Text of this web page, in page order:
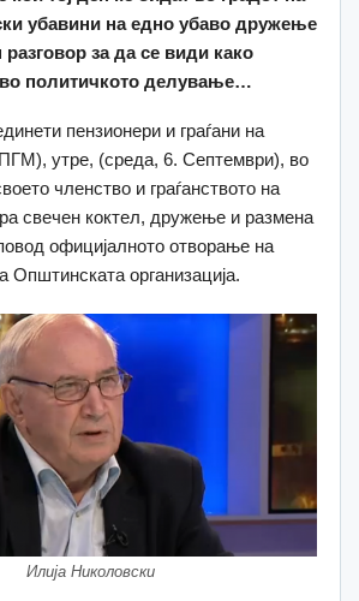
убавини на едно убаво дружење
разговор за да се види како
политичкото делување…
пензионери и граѓани на
утре, (среда, 6. Септември), во
членство и граѓанството на
свечен коктел, дружење и размена
официјалното отворање на
Општинската организација.
Илија Николовски